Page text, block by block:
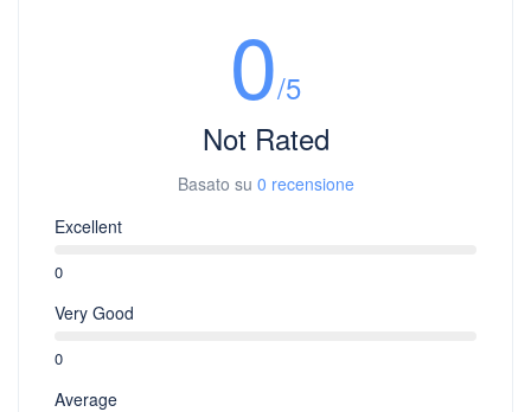
0/5
Not Rated
Basato su 0 recensione
Excellent
0
Very Good
0
Average